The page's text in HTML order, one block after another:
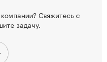
Свяжитесьс
задачу.